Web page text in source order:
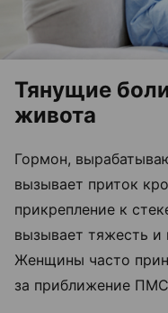
Тянущие
живота
Гормон,
вызывает приток
прикрепление к
вызывает тяжесть и
Женщины часто
за приближение